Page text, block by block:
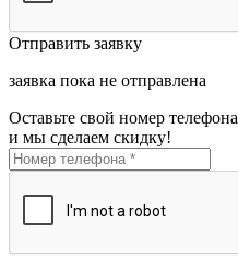
Отправить заявку
заявка пока не отправлена
Оставьте свой номер телефона
и мы сделаем скидку!